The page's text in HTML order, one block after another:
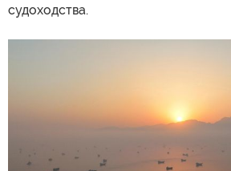
судоходства.